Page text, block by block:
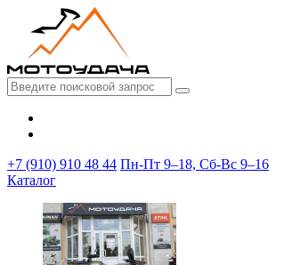
+7 (910) 910 48 44 Пн-Пт 9–18, Сб-Вс 9–16
Каталог